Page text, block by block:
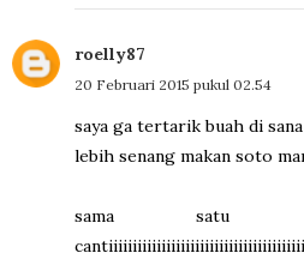
roelly87
20 Februari 2015 pukul 02.54
saya ga tertarik buah di
lebih senang makan soto
sama satu